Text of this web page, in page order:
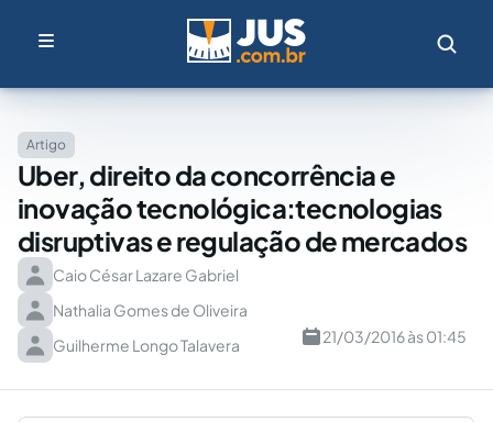
Artigo
Uber, direito da concorrência e
inovação tecnológica:tecnologias
disruptivas e regulação de mercados
Caio César Lazare Gabriel
Nathalia Gomes de Oliveira
Guilherme Longo Talavera
21/03/2016 às 01:45